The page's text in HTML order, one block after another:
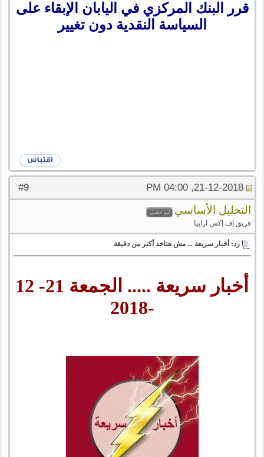
قرر البنك المركزي في اليابان الإبقاء على
السياسة النقدية دون تغيير
#
9 21-12-2018, 04:00 PM
التحليل الأساسي
فريق إف إكس ارابيا
رد: أخبار سريعة ... مش هتاخد أكتر من دقيقة
أخبار سريعة ..... الجمعة 21- 12
-2018